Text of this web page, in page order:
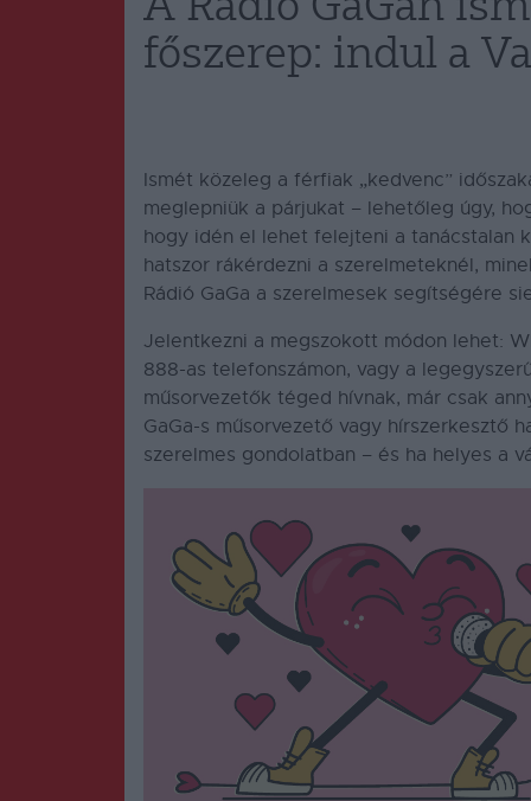
A Rádió GaGán
főszerep: indul a
Ismét közeleg a férfiak „kedvenc”
meglepniük a párjukat – lehetőleg úgy,
hogy idén el lehet felejteni a tanácstalan
hatszor rákérdezni a szerelmeteknél,
Rádió GaGa a szerelmesek segítségére
Jelentkezni a megszokott módon lehet:
888-as telefonszámon, vagy a
műsorvezetők téged hívnak, már csak
GaGa-s műsorvezető vagy hírszerkesztő
szerelmes gondolatban – és ha helyes a